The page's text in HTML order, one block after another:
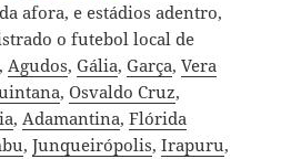
afora, e estádios adentro,
o futebol local de
Agudos, Gália, Garça, Vera
, Osvaldo Cruz,
, Adamantina, Flórida
, Junqueirópolis, Irapuru,